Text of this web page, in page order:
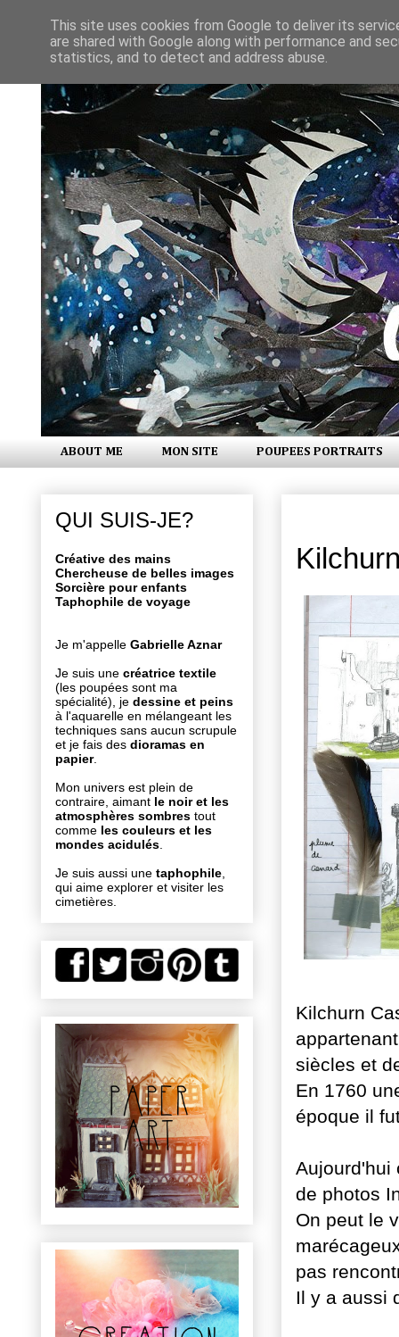
ABOUT ME MON SITE POUPEES PORTRAITS
Kilchurn
siècles et
En 1760
époque il
Aujourd'hui
de photos
On peut le
pas
Il y a aussi
QUI SUIS-JE?
Créative des mains
Chercheuse de belles images
Sorcière pour enfants
Taphophile de voyage
Je m'appelle Gabrielle Aznar
Je suis une créatrice textile
(les poupées sont ma
spécialité), je dessine et peins
à l'aquarelle en mélangeant les
techniques sans aucun scrupule
et je fais des dioramas en
papier.
Mon univers est plein de
contraire, aimant le noir et les
atmosphères sombres tout
comme les couleurs et les
mondes acidulés
Je suis aussi une taphophile
qui aime explorer et visiter les
cimetières.
This site uses cookies from Google to deliver its
are shared with Google along with performance and
statistics, and to detect and address abuse.